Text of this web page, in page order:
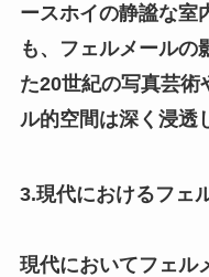
ースホイの静謐な室
も、フェルメールの
た20世紀の写真芸術
ル的空間は深く浸透
3.現代におけるフェ
現代においてフェル